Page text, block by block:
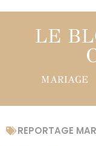
LE
MARIAGE
REPORTAGE